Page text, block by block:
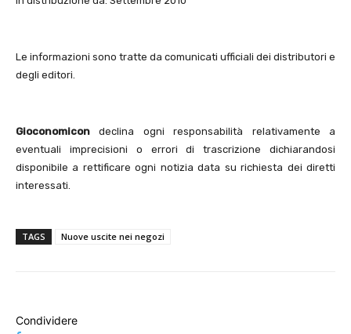
Le informazioni sono tratte da comunicati ufficiali dei distributori e
degli editori.
Gioconomicondeclina ogni responsabilità relativamente a
eventuali imprecisioni o errori di trascrizione dichiarandosi
disponibile a rettificare ogni notizia data su richiesta dei diretti
interessati.
TAGS Nuove uscite nei negozi
Condividere